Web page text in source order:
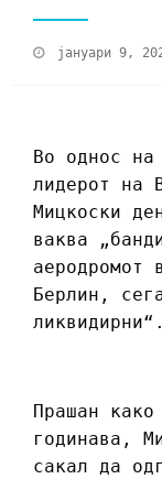
јануари 9,
Во однос
лидерот на
Мицкоски
ваква
аеродромот
Берлин,
ликвидирни“.
Прашан
годинава,
сакал да